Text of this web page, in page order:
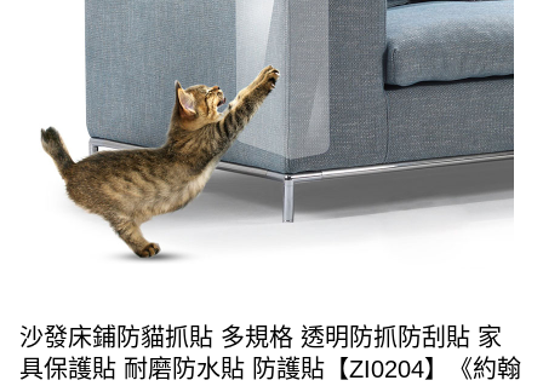
沙發床鋪防貓抓貼 多規格 透明防抓防刮貼 家
具保護貼 耐磨防水貼 防護貼【ZI0204】《約翰